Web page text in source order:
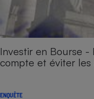
Investir en Bourse -
compte et éviter les
ENQUÊTE